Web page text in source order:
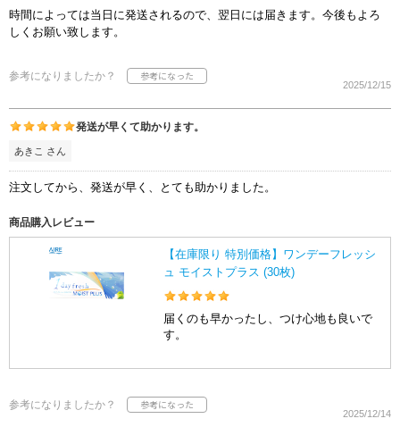
時間によっては当日に発送されるので、翌日には届きます。今後もよろ
しくお願い致します。
参考になりましたか？
2025/12/15
発送が早くて助かります。
あきこ さん
注文してから、発送が早く、とても助かりました。
商品購入レビュー
【在庫限り 特別価格】ワンデーフレッシ
ュ モイストプラス (30枚)
届くのも早かったし、つけ心地も良いで
す。
参考になりましたか？
2025/12/14